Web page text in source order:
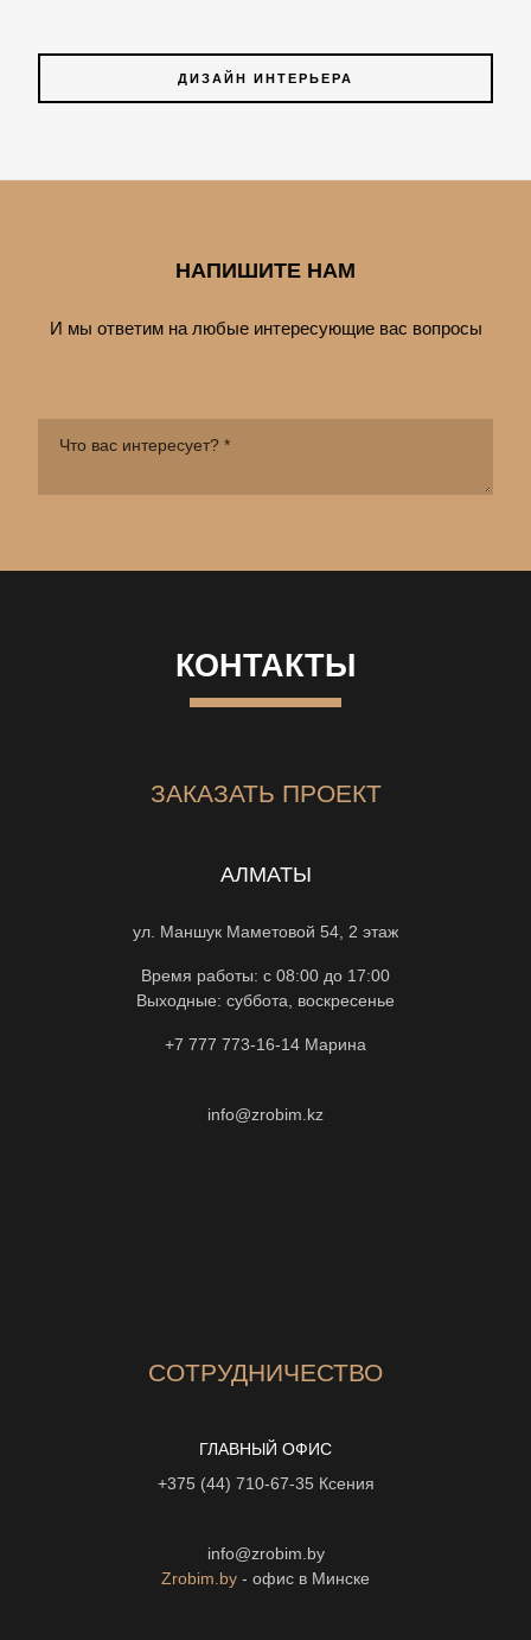
ДИЗАЙН ИНТЕРЬЕРА
НАПИШИТЕ НАМ
И мы ответим на любые интересующие вас вопросы
КОНТАКТЫ
ЗАКАЗАТЬ ПРОЕКТ
АЛМАТЫ
ул. Маншук Маметовой 54, 2 этаж
Время работы: с 08:00 до 17:00
Выходные: суббота, воскресенье
+7 777 773-16-14 Марина
info@zrobim.kz
СОТРУДНИЧЕСТВО
ГЛАВНЫЙ ОФИС
+375 (44) 710-67-35 Ксения
info@zrobim.by
Zrobim.by - офис в Минске